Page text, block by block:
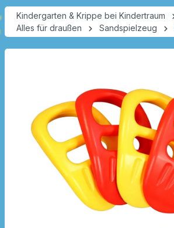
Kindergarten & Krippe bei Kindertraum
Alles für draußen
Sandspielzeug